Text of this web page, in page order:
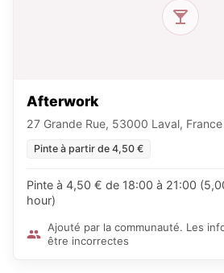
Afterwork
27 Grande Rue, 53000 Laval, France
Pinte à partir de 4,50 €
Pinte à 4,50 € de 18:00 à 21:00
hour)
Ajouté par la communauté. Les
être incorrectes